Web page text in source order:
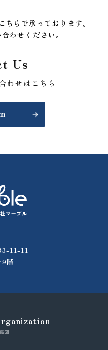
らで承っております。
わせください。
Us
わせはこちら
3-11-11
9階
図